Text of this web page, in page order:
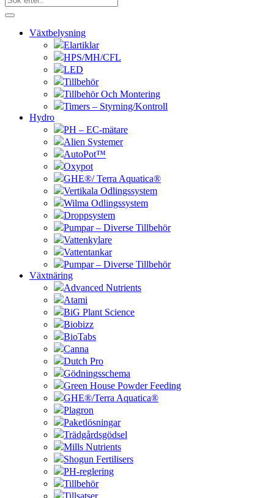
Växtbelysning
Elartiklar
HPS/MH/CFL
LED
Tillbehör
Tillbehör Och Montering
Timers – Styrning/Kontroll
Hydro
PH – EC-mätare
Alien Systemer
AutoPot™
Oxypot
GHE®/ Terra Aquatica®
Vertikala Odlingssystem
Wilma Odlingssystem
Droppsystem
Pumpar – Diverse Tillbehör
Vattenkylare
Vattentankar
Pumpar – Diverse Tillbehör
Växtnäring
Advanced Nutrients
Atami
BiG Plant Science
Biobizz
BioTabs
Canna
Dutch Pro
Gödningsschema
Green House Powder Feeding
GHE®/Terra Aquatica®
Plagron
Paketlösningar
Trädgårdsgödsel
Mills Nutrients
Shogun Fertilisers
PH-reglering
Tillbehör
Tillsatser